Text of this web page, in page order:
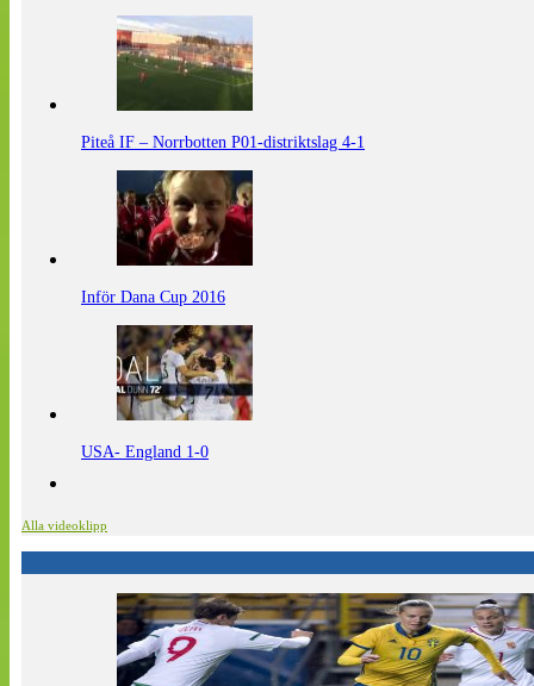
Piteå IF – Norrbotten P01-distriktslag 4-1
Inför Dana Cup 2016
USA- England 1-0
Alla videoklipp